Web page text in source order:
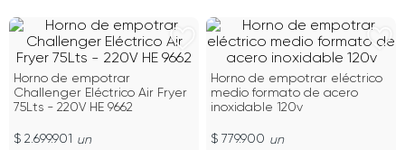
Horno de empotrar
Challenger Eléctrico Air Fryer
75Lts - 220V HE 9662
$ 2.699.901 un
Horno de empotrar eléctrico
medio formato de acero
inoxidable 120v
$ 779.900 un